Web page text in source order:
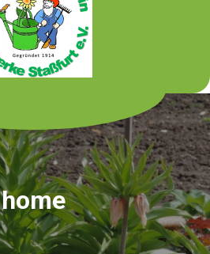
home